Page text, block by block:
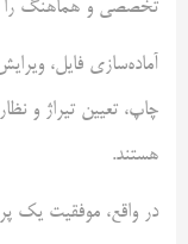
تخصصی و هماهنگ را
آماده‌سازی فایل،
چاپ، تعیین تیراژ و
هستند.
در واقع، موفقیت یک